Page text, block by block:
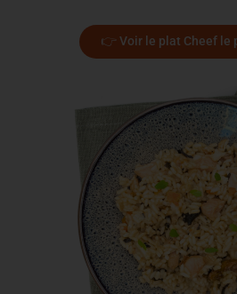
👉 Voir le plat Cheef le